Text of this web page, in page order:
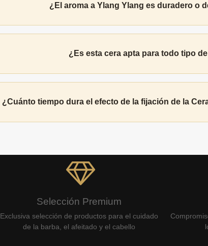
¿El aroma a Ylang Ylang es duradero o
¿Es esta cera apta para todo tipo
¿Cuánto tiempo dura el efecto de la fijación de la
Selección Premium
Exclusiva selección de productos para el cuidado
de la barba, el afeitado y el cabello